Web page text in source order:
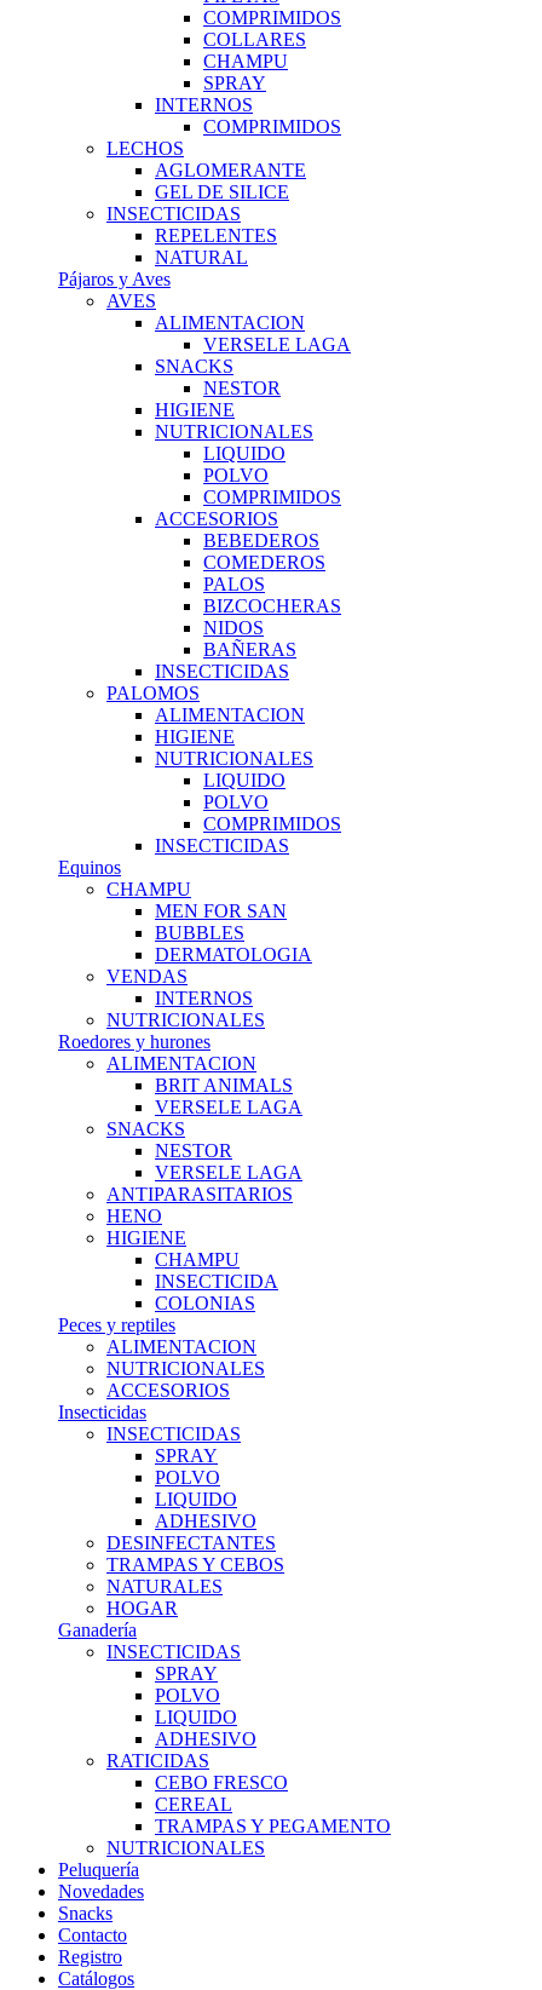
COMPRIMIDOS
COLLARES
CHAMPU
SPRAY
INTERNOS
COMPRIMIDOS
LECHOS
AGLOMERANTE
GEL DE SILICE
INSECTICIDAS
REPELENTES
NATURAL
Pájaros y Aves
AVES
ALIMENTACION
VERSELE LAGA
SNACKS
NESTOR
HIGIENE
NUTRICIONALES
LIQUIDO
POLVO
COMPRIMIDOS
ACCESORIOS
BEBEDEROS
COMEDEROS
PALOS
BIZCOCHERAS
NIDOS
BAÑERAS
INSECTICIDAS
PALOMOS
ALIMENTACION
HIGIENE
NUTRICIONALES
LIQUIDO
POLVO
COMPRIMIDOS
INSECTICIDAS
Equinos
CHAMPU
MEN FOR SAN
BUBBLES
DERMATOLOGIA
VENDAS
INTERNOS
NUTRICIONALES
Roedores y hurones
ALIMENTACION
BRIT ANIMALS
VERSELE LAGA
SNACKS
NESTOR
VERSELE LAGA
ANTIPARASITARIOS
HENO
HIGIENE
CHAMPU
INSECTICIDA
COLONIAS
Peces y reptiles
ALIMENTACION
NUTRICIONALES
ACCESORIOS
Insecticidas
INSECTICIDAS
SPRAY
POLVO
LIQUIDO
ADHESIVO
DESINFECTANTES
TRAMPAS Y CEBOS
NATURALES
HOGAR
Ganadería
INSECTICIDAS
SPRAY
POLVO
LIQUIDO
ADHESIVO
RATICIDAS
CEBO FRESCO
CEREAL
TRAMPAS Y PEGAMENTO
NUTRICIONALES
Peluquería
Novedades
Snacks
Contacto
Registro
Catálogos